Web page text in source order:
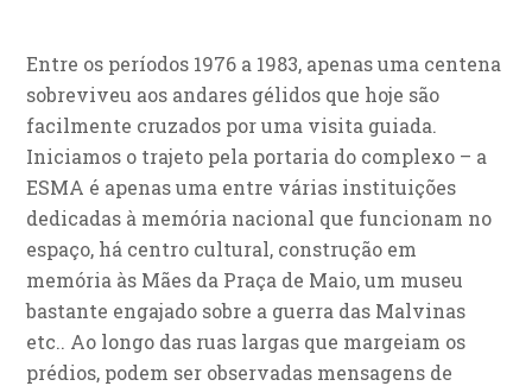
Entre os períodos 1976 a 1983, apenas uma centena
sobreviveu aos andares gélidos que hoje são
facilmente cruzados por uma visita guiada.
Iniciamos o trajeto pela portaria do complexo – a
ESMA é apenas uma entre várias instituições
dedicadas à memória nacional que funcionam no
espaço, há centro cultural, construção em
memória às Mães da Praça de Maio, um museu
bastante engajado sobre a guerra das Malvinas
etc.. Ao longo das ruas largas que margeiam os
prédios, podem ser observadas mensagens de